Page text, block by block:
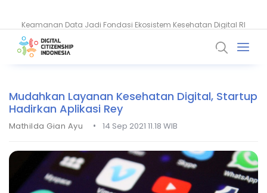
Akun WhatsApp Diblokir? Ini Penyebab dan Cara Mengatasinya
Mudahkan Layanan Kesehatan Digital, Startup
Hadirkan Aplikasi Rey
Mathilda Gian Ayu • 14 Sep 2021 11.18 WIB